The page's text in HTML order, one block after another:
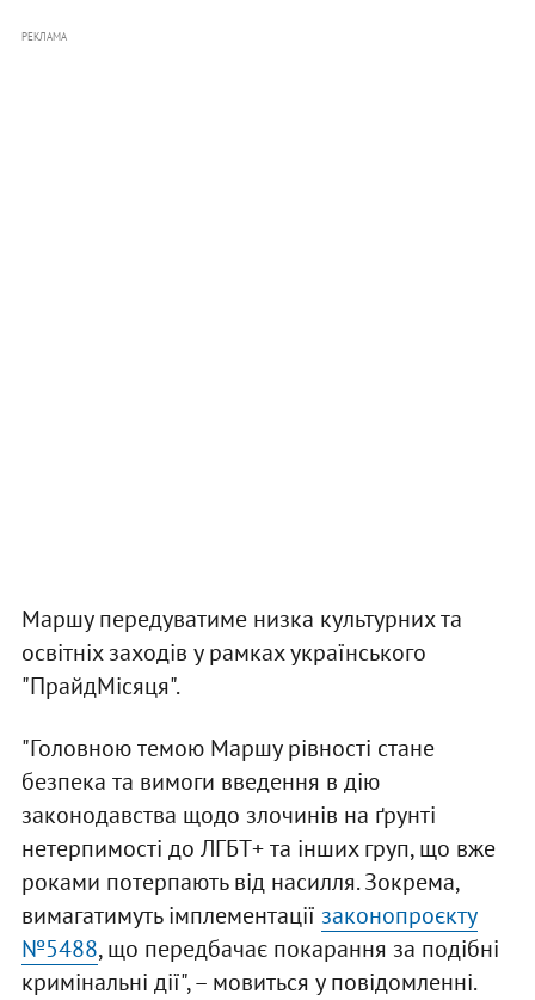
РЕКЛАМА
Маршу передуватиме низка культурних та
освітніх заходів у рамках українського
"ПрайдМісяця".
"Головною темою Маршу рівності стане
безпека та вимоги введення в дію
законодавства щодо злочинів на ґрунті
нетерпимості до ЛГБТ+ та інших груп, що вже
роками потерпають від насилля. Зокрема,
вимагатимуть імплементації законопроєкту
№5488, що передбачає покарання за подібні
кримінальні дії", – мовиться у повідомленні.